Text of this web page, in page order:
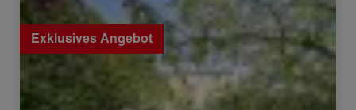
Verkauf Kleines Haus Castelnuovo Berardenga 4 Zimmer
132 m²
Exklusives Angebot